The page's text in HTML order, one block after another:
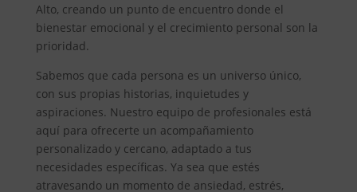
Alto, creando un punto de encuentro donde el
bienestar emocional y el crecimiento personal son la
prioridad.
Sabemos que cada persona es un universo único,
con sus propias historias, inquietudes y
aspiraciones. Nuestro equipo de profesionales está
aquí para ofrecerte un acompañamiento
personalizado y cercano, adaptado a tus
necesidades específicas. Ya sea que estés
atravesando un momento de ansiedad, estrés,